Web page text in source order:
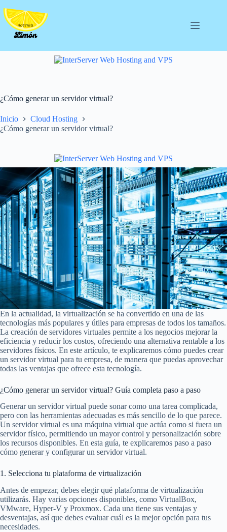
al
contenido
¿Cómo generar un servidor virtual?
Inicio
Cloud Hosting
¿Cómo generar un servidor virtual?
En la actualidad, la virtualización se ha convertido en una de las
tecnologías más populares y útiles para empresas de todos los tamaños.
La creación de servidores virtuales permite a los negocios mejorar la
eficiencia y reducir los costos, ofreciendo una alternativa rentable a los
servidores físicos. En este artículo, te explicaremos cómo puedes crear
un servidor virtual para tu empresa, de manera que puedas aprovechar
todas las ventajas que ofrece esta tecnología.
¿Cómo generar un servidor virtual? Guía completa paso a paso
Generar un servidor virtual puede sonar como una tarea complicada,
pero con las herramientas adecuadas es más sencillo de lo que parece.
Un servidor virtual es una máquina virtual que actúa como si fuera un
servidor físico, permitiendo un mayor control y personalización sobre
los recursos disponibles. En esta guía, te explicaremos paso a paso
cómo generar y configurar un servidor virtual.
1. Selecciona tu plataforma de virtualización
Antes de empezar, debes elegir qué plataforma de virtualización
utilizarás. Hay varias opciones disponibles, como VirtualBox,
VMware, Hyper-V y Proxmox. Cada una tiene sus ventajas y
desventajas, así que debes evaluar cuál es la mejor opción para tus
necesidades.